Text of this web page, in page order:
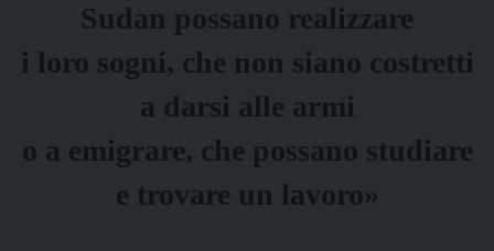
Sudan possano realizzare
i loro sogni, che non siano costretti
a darsi alle armi
o a emigrare, che possano studiare
e trovare un lavoro»